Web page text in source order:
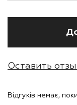
Оставить
Відгуків немає,